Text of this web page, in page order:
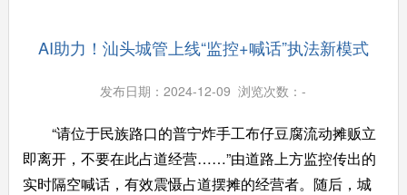
AI助力！汕头城管上线“监控+喊话”执法新模式
发布日期：2024-12-09 浏览次数：-
“请位于民族路口的普宁炸手工布仔豆腐流动摊贩立
即离开，不要在此占道经营……”由道路上方监控传出的
实时隔空喊话，有效震慑占道摆摊的经营者。随后，城